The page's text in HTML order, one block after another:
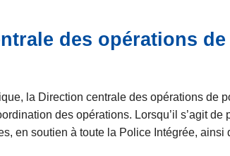
des opérations
la Direction centrale des opérations de
des opérations. Lorsqu’il s’agit
en soutien à toute la Police Intégrée,